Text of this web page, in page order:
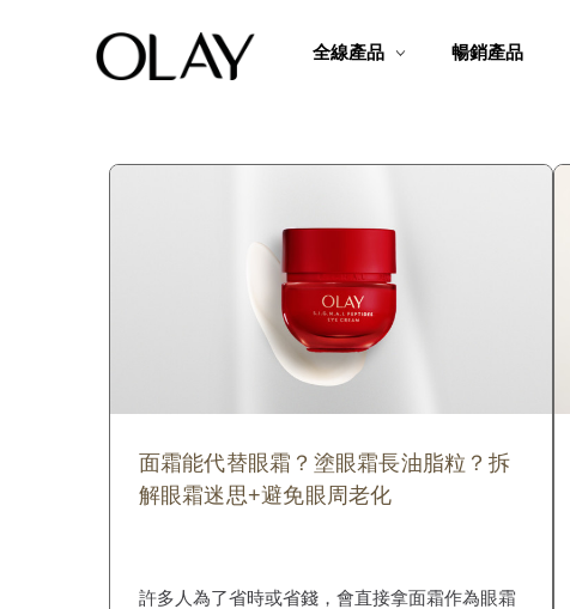
全線產品 暢銷產品
面霜能代替眼霜？塗眼霜長油脂粒？拆
解眼霜迷思+避免眼周老化
許多人為了省時或省錢，會直接拿面霜作為眼霜